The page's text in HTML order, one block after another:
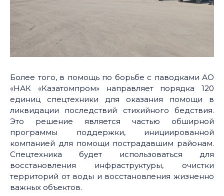
Более того, в помощь по борьбе с паводками АО
«НАК «Казатомпром» направляет порядка 120
единиц спецтехники для оказания помощи в
ликвидации последствий стихийного бедствия.
Это решение является частью обширной
программы поддержки, инициированной
компанией для помощи пострадавшим районам.
Спецтехника будет использоваться для
восстановления инфраструктуры, очистки
территорий от воды и восстановления жизненно
важных объектов.